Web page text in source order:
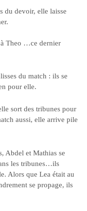
du devoir, elle laisse
Theo …ce dernier
du match : ils se
pour elle.
sort des tribunes pour
aussi, elle arrive pile
Abdel et Mathias se
les tribunes…ils
Alors que Lea était au
se propage, ils